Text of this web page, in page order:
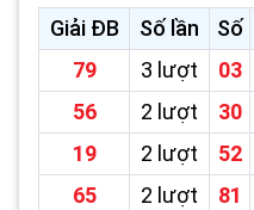
Giải ĐB
Số lần Số
79
3 lượt 03
56
2 lượt 30
19
2 lượt 52
65
2 lượt 81